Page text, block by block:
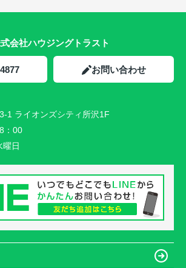
会社ハウジングトラスト
お問い合わせ
1 ライオンズシティ所沢1F
：00
曜日